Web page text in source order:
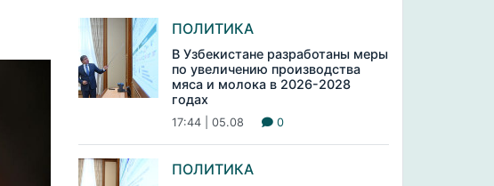
ПОЛИТИКА
В Узбекистане разработаны меры
по увеличению производства
мяса и молока в 2026-2028
годах
17:44 | 05.08 0
ПОЛИТИКА